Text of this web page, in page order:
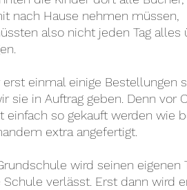
nach Hause nehmen müssen,
also nicht jeden Tag alles
einmal einige Bestellungen
sie in Auftrag geben. Denn vor
einfach so gekauft werden wie
extra angefertigt.
wird seinen eigenen
verlässt. Erst dann wird